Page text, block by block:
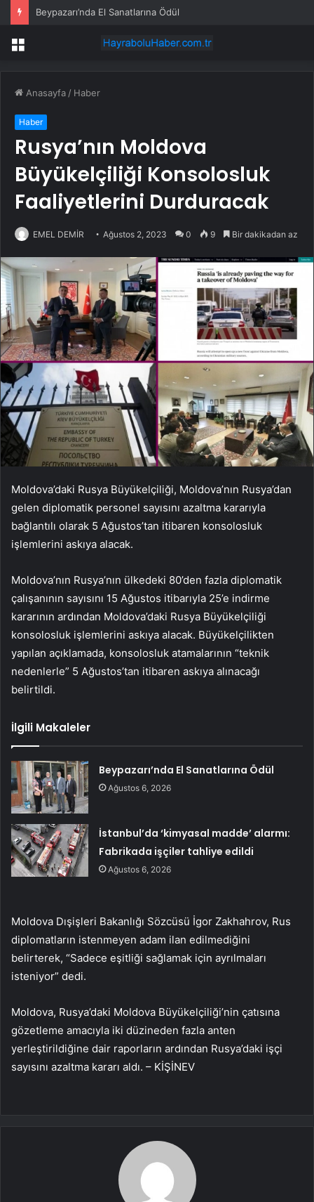
Beypazarı’nda El Sanatlarına Ödül
Menü
Anasayfa / Haber
Haber
Rusya’nın Moldova
Büyükelçiliği Konsolosluk
Faaliyetlerini Durduracak
EMEL DEMİR Ağustos 2, 2023 0 9 Bir dakikadan az
Moldova’daki Rusya Büyükelçiliği, Moldova’nın Rusya’dan
gelen diplomatik personel sayısını azaltma kararıyla
bağlantılı olarak 5 Ağustos’tan itibaren konsolosluk
işlemlerini askıya alacak.
Moldova’nın Rusya’nın ülkedeki 80’den fazla diplomatik
çalışanının sayısını 15 Ağustos itibarıyla 25’e indirme
kararının ardından Moldova’daki Rusya Büyükelçiliği
konsolosluk işlemlerini askıya alacak. Büyükelçilikten
yapılan açıklamada, konsolosluk atamalarının “teknik
nedenlerle” 5 Ağustos’tan itibaren askıya alınacağı
belirtildi.
İlgili Makaleler
Beypazarı’nda El Sanatlarına Ödül
Ağustos 6, 2026
İstanbul’da ‘kimyasal madde’ alarmı:
Fabrikada işçiler tahliye edildi
Ağustos 6, 2026
Moldova Dışişleri Bakanlığı Sözcüsü İgor Zakhahrov, Rus
diplomatların istenmeyen adam ilan edilmediğini
belirterek, “Sadece eşitliği sağlamak için ayrılmaları
isteniyor” dedi.
Moldova, Rusya’daki Moldova Büyükelçiliği’nin çatısına
gözetleme amacıyla iki düzineden fazla anten
yerleştirildiğine dair raporların ardından Rusya’daki işçi
sayısını azaltma kararı aldı. – KİŞİNEV